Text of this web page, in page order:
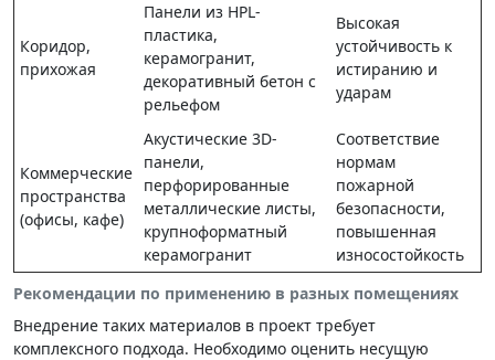
Рекомендации по применению в разных помещениях
Коридор,
прихожая
Панели из HPL-
пластика,
керамогранит,
декоративный бетон с
рельефом
Высокая
устойчивость к
истиранию и
ударам
Коммерческие
пространства
(офисы, кафе)
Акустические 3D-
панели,
перфорированные
металлические листы,
крупноформатный
керамогранит
Соответствие
нормам
пожарной
безопасности,
повышенная
износостойкость
Внедрение таких материалов в проект требует
комплексного подхода. Необходимо оценить несущую